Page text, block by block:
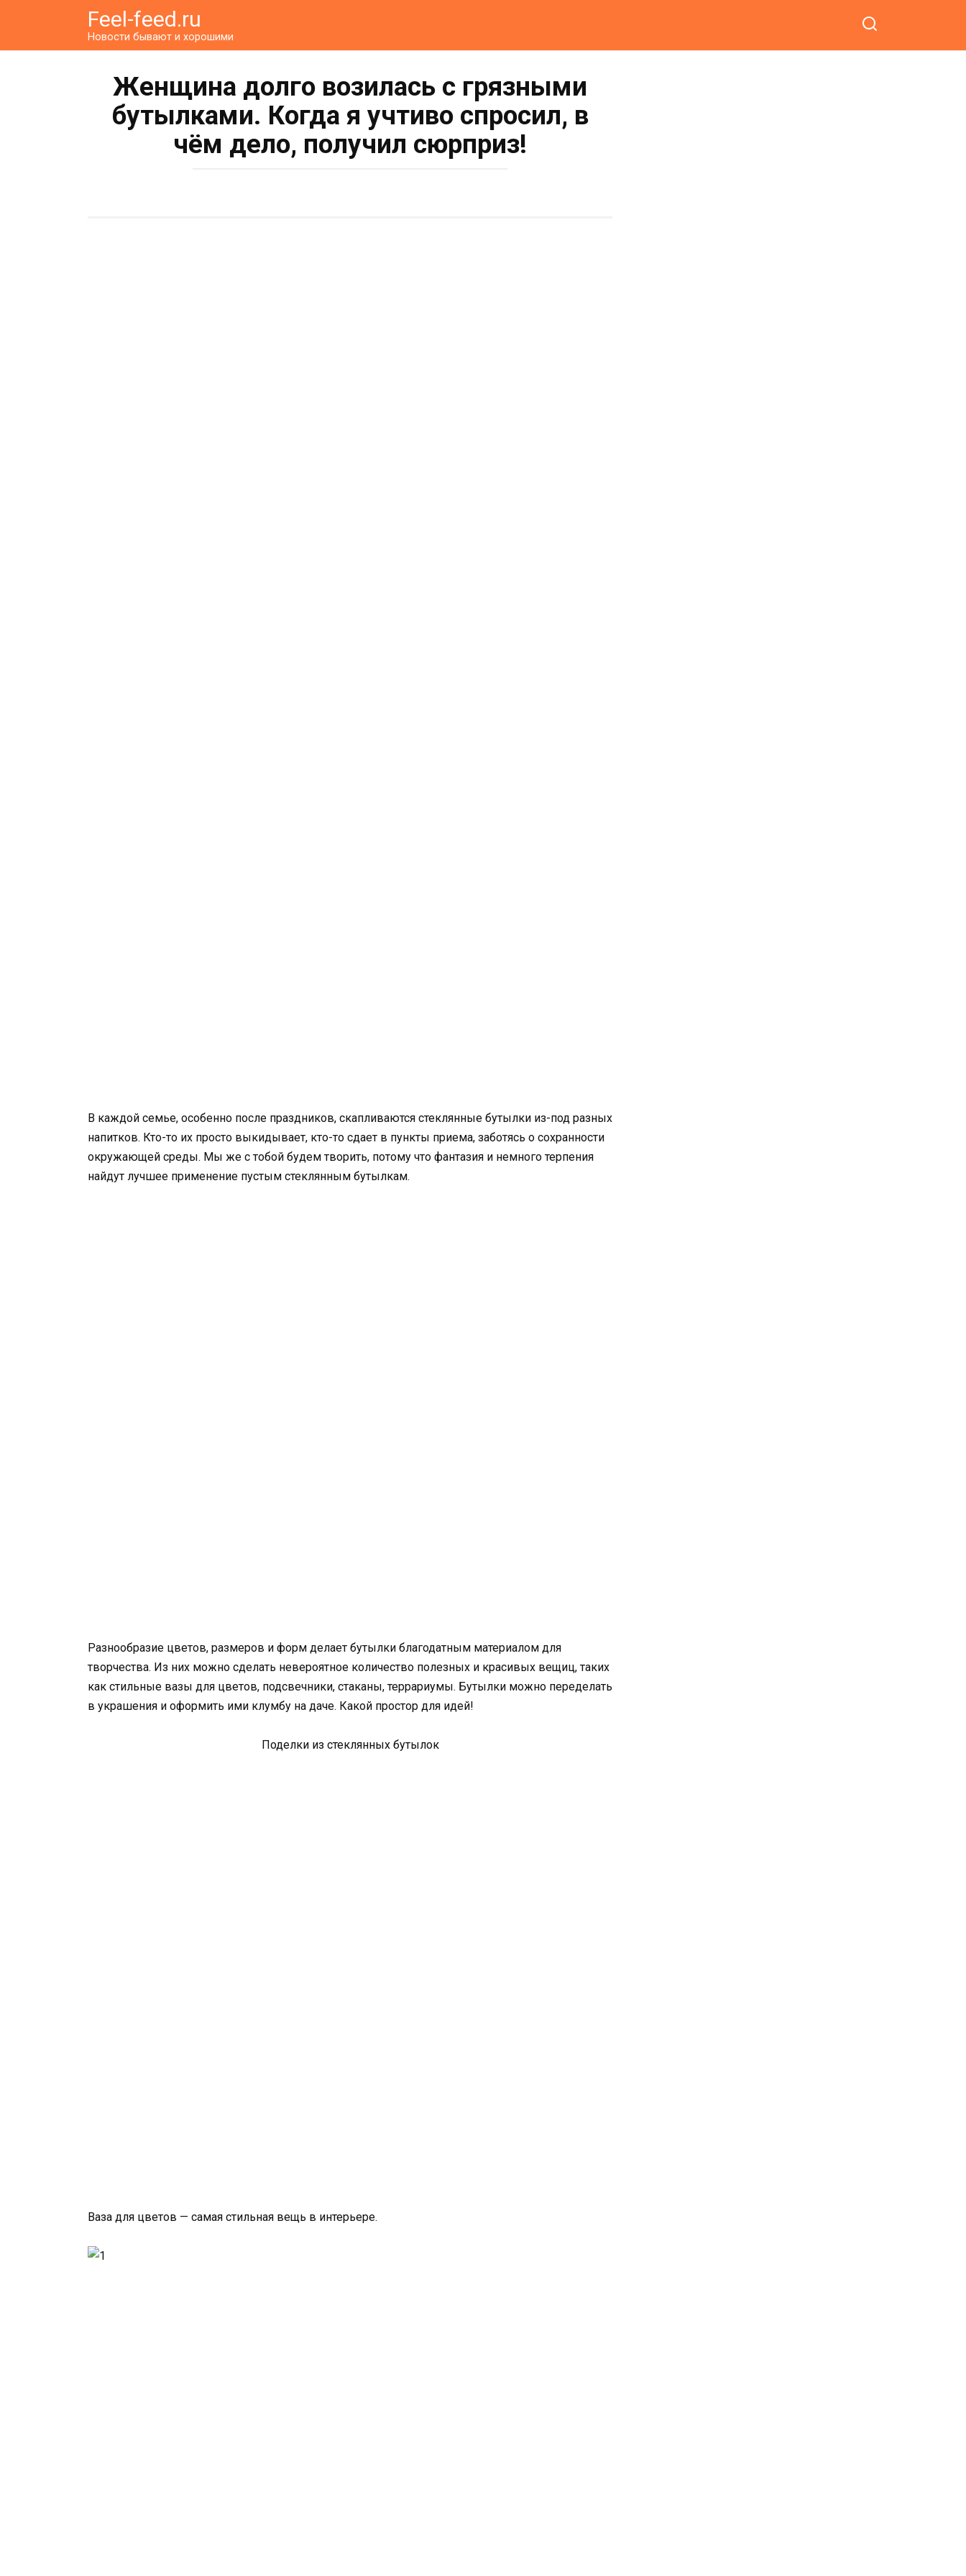
Feel-feed.ru
Новости бывают и хорошими
Женщина долго возилась с грязными
бутылками. Когда я учтиво спросил, в
чём дело, получил сюрприз!
В каждой семье, особенно после праздников, скапливаются стеклянные бутылки из-под разных
напитков. Кто-то их просто выкидывает, кто-то сдает в пункты приема, заботясь о сохранности
окружающей среды. Мы же с тобой будем творить, потому что фантазия и немного терпения
найдут лучшее применение пустым стеклянным бутылкам.
Разнообразие цветов, размеров и форм делает бутылки благодатным материалом для
творчества. Из них можно сделать невероятное количество полезных и красивых вещиц, таких
как стильные вазы для цветов, подсвечники, стаканы, террариумы. Бутылки можно переделать
в украшения и оформить ими клумбу на даче. Какой простор для идей!
Поделки из стеклянных бутылок
Ваза для цветов — самая стильная вещь в интерьере.